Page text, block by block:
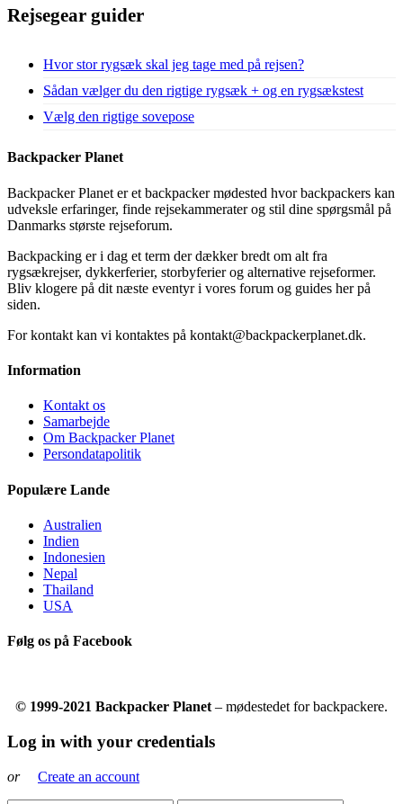
Rejsegear guider
Hvor stor rygsæk skal jeg tage med på rejsen?
Sådan vælger du den rigtige rygsæk + og en rygsækstest
Vælg den rigtige sovepose
Backpacker Planet
Backpacker Planet er et backpacker mødested hvor backpackers kan
udveksle erfaringer, finde rejsekammerater og stil dine spørgsmål på
Danmarks største rejseforum.
Backpacking er i dag et term der dækker bredt om alt fra
rygsækrejser, dykkerferier, storbyferier og alternative rejseformer.
Bliv klogere på dit næste eventyr i vores forum og guides her på
siden.
For kontakt kan vi kontaktes på kontakt@backpackerplanet.dk.
Information
Kontakt os
Samarbejde
Om Backpacker Planet
Persondatapolitik
Populære Lande
Australien
Indien
Indonesien
Nepal
Thailand
USA
Følg os på Facebook
© 1999-2021 Backpacker Planet – mødestedet for backpackere.
Log in with your credentials
or Create an account